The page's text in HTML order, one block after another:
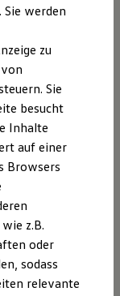
Act
Vorschriften
und
vom aktuellen
sind
werden
zu
Sie
besucht
Inhalte
auf einer
Browsers
z.B.
oder
sodass
relevante